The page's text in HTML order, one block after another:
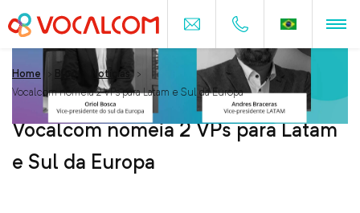
Home > Blog Notícias
>
Vocalcom nomeia 2 VPs para Latam e Sul da Europa
Vocalcom nomeia 2 VPs para Latam
e Sul da Europa